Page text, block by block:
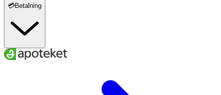
💳Betalning